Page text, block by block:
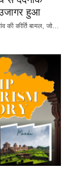
हुआ
की कीर्ति बामल, जो…